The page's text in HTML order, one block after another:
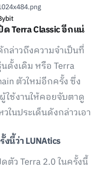
Terra Classic อีกแน่
ล่าวถึงความจำเป็นที่
ดั้งเดิม หรือ Terra
ตัวใหม่อีกครั้ง ซึ่ง
ช้งานให้คอยจับตาดู
ในประเด็นดังกล่าวเอา
นี้ว่า LUNAtics
ตัว Terra 2.0 ในครั้งนี้